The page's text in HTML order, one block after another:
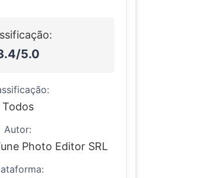
5.0
Todos
Autor:
Photo Editor SRL